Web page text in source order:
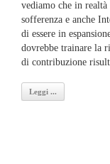
vediamo che in
sofferenza e anche
di essere in
dovrebbe trainare la
di contribuzione
Leggi ...